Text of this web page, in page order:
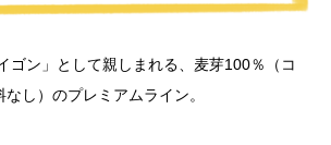
ゴン」として親しまれる、麦芽100％（コ
し）のプレミアムライン。